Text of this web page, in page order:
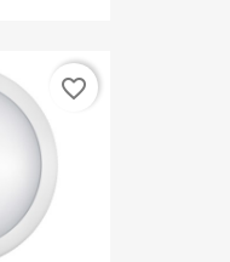
favorite_border